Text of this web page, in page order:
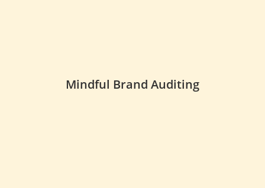
Mindful Brand Auditing